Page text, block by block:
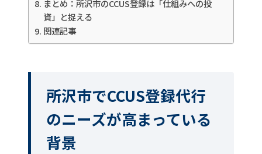
まとめ：所沢市のCCUS登録は「仕組みへの投
資」と捉える
関連記事
所沢市でCCUS登録代行
のニーズが高まっている
背景